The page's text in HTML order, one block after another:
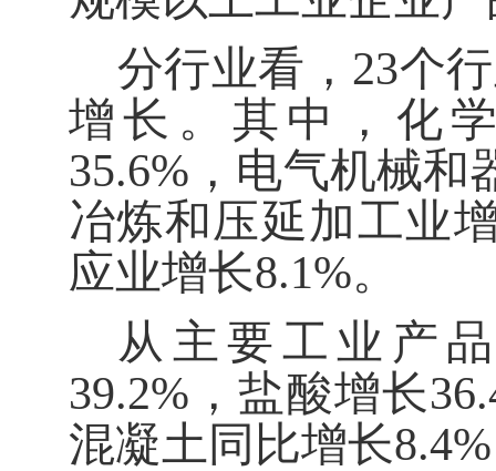
分行业看， 23个
增长。其中， 化
35.6% ， 电气机械和
冶炼和压延加工业
应业增长8.1%。
从 主要工业产
39.2% ，盐酸增长
混凝土同比增长8.4%